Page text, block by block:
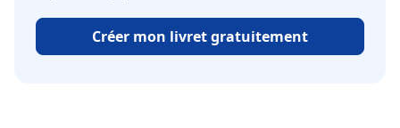
Créer mon livret gratuitement